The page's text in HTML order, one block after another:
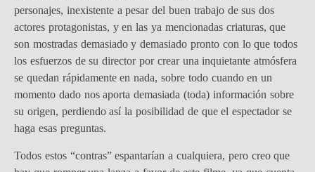
personajes, inexistente a pesar del buen trabajo de sus dos
actores protagonistas, y en las ya mencionadas criaturas, que
son mostradas demasiado y demasiado pronto con lo que todos
los esfuerzos de su director por crear una inquietante atmósfera
se quedan rápidamente en nada, sobre todo cuando en un
momento dado nos aporta demasiada (toda) información sobre
su origen, perdiendo así la posibilidad de que el espectador se
haga esas preguntas.
Todos estos “contras” espantarían a cualquiera, pero creo que